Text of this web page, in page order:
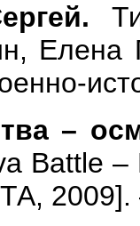
–
Battle –
2009].